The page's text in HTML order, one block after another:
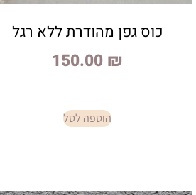
כוס גפן מהודרת ללא רגל
150.00 ₪
הוספה לסל